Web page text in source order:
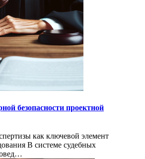
безопасности проектной
как ключевой элемент
В системе судебных